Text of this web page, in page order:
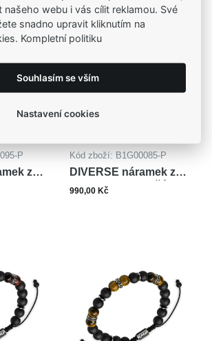
P
z
Kód zboží: B1G00085-P
DIVERSE náramek z
oceli ONYX TYGŘÍ
990,00 Kč
našeho webu i vás cílit reklamou. Své
snadno upravit kliknutím na
Kompletní politiku
Souhlasím se vším
Nastavení cookies